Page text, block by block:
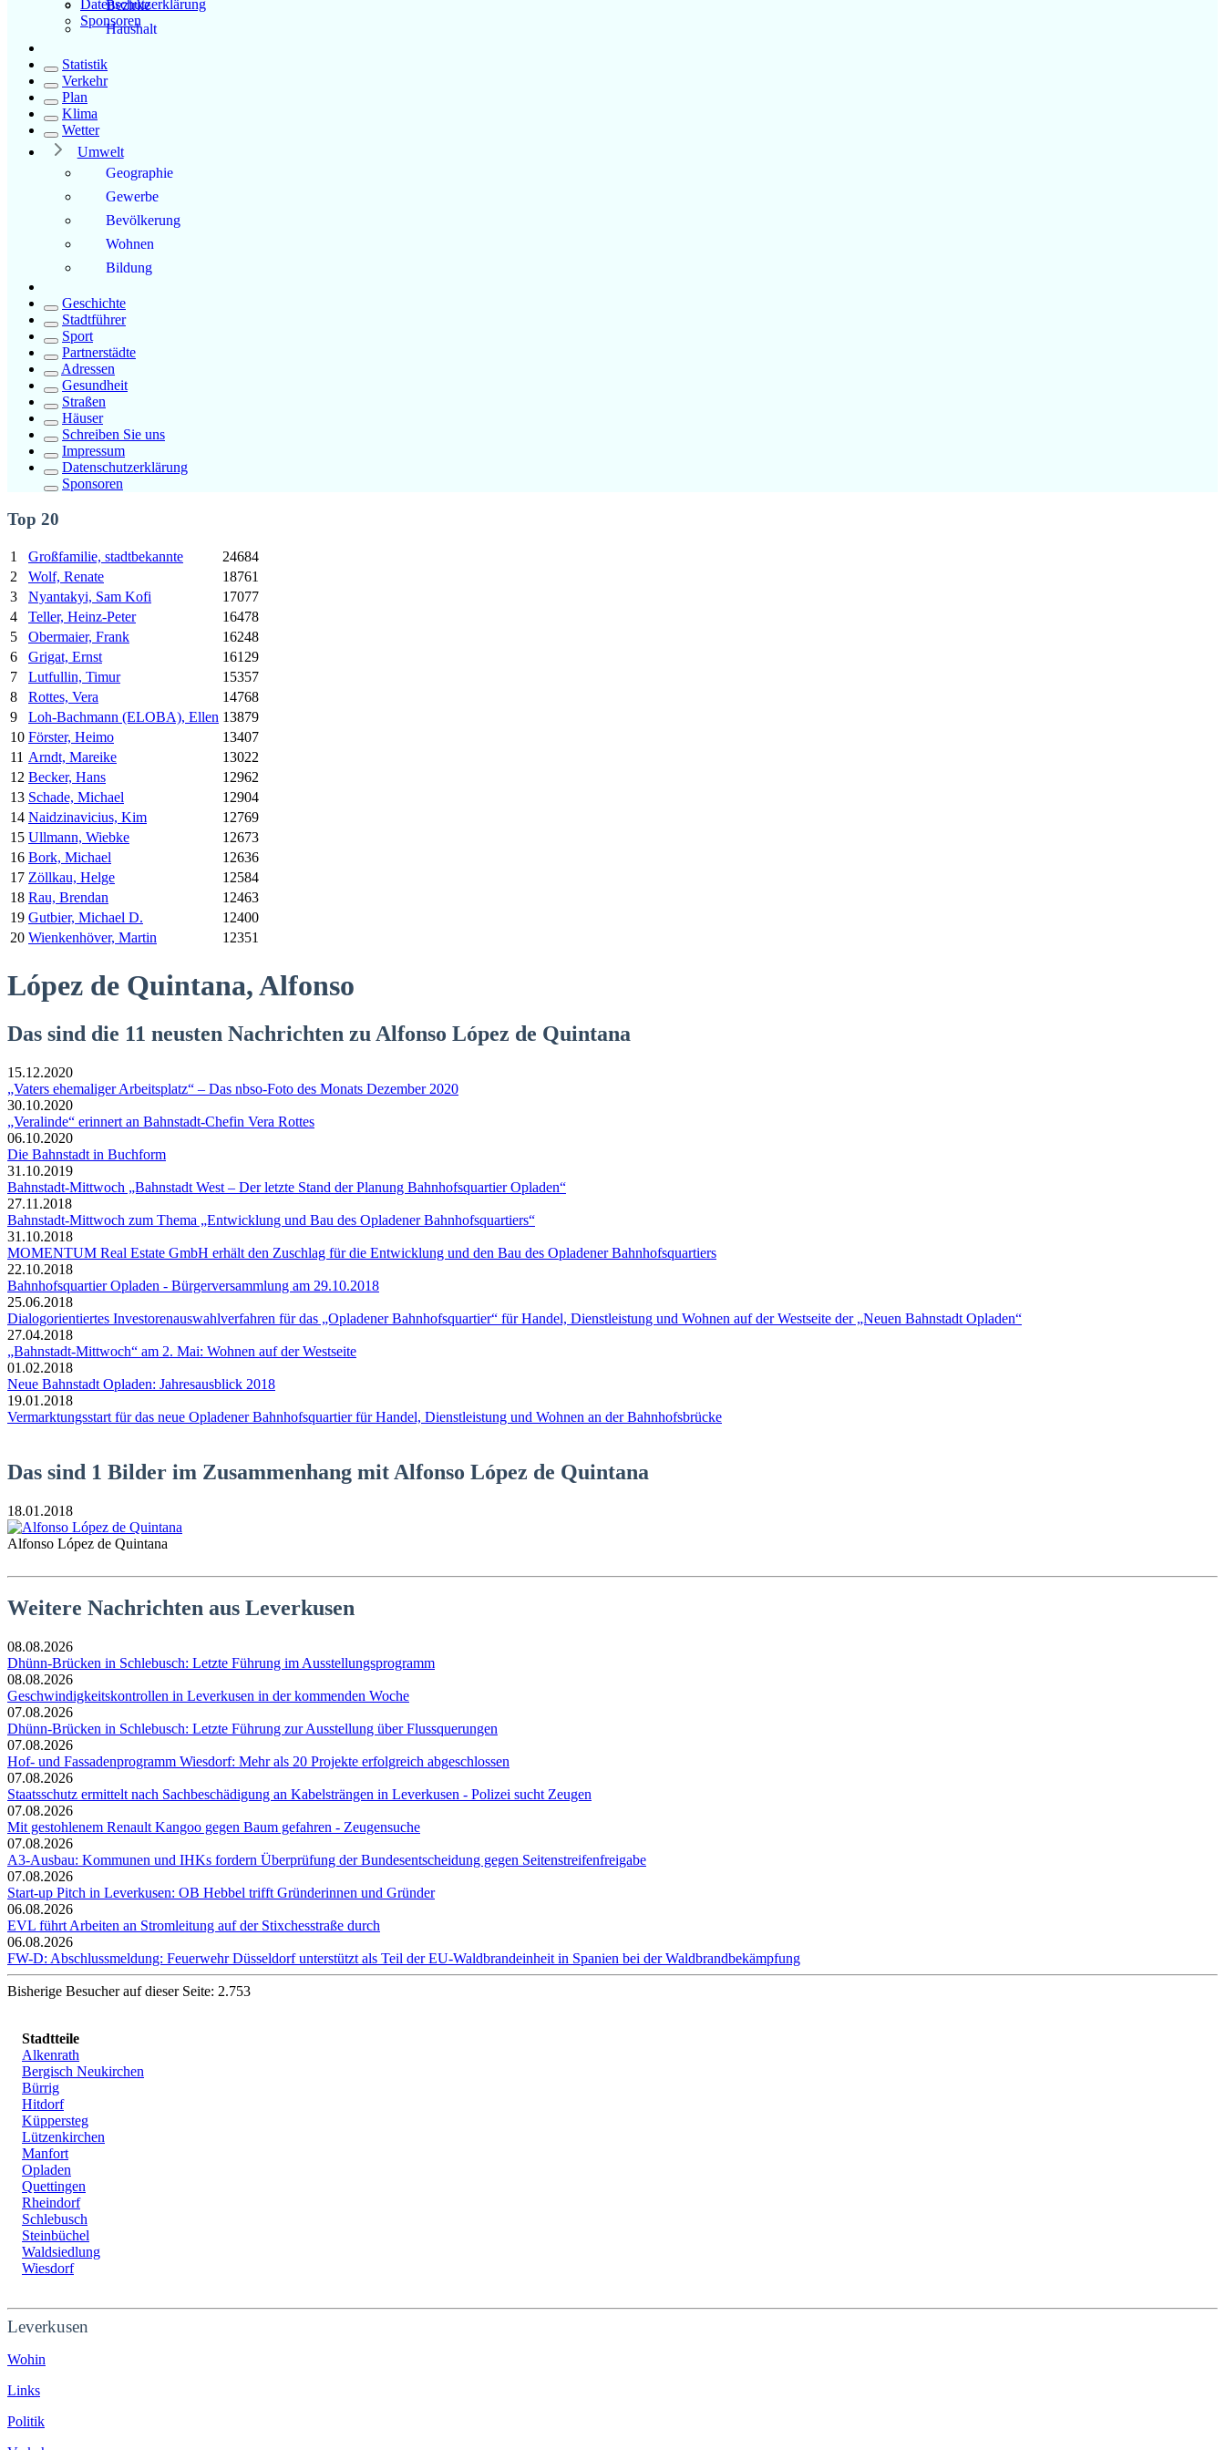
Datenschutzerklärung
Sponsoren
Bezirke
Haushalt
Statistik
Verkehr
Plan
Klima
Wetter
Umwelt
Geographie
Gewerbe
Bevölkerung
Wohnen
Bildung
Geschichte
Stadtführer
Sport
Partnerstädte
Adressen
Gesundheit
Straßen
Häuser
Schreiben Sie uns
Impressum
Datenschutzerklärung
Sponsoren
Top 20
1 Großfamilie, stadtbekannte
24684
2
Wolf, Renate
18761
3
Nyantakyi, Sam Kofi
17077
4
Teller, Heinz-Peter
16478
5
Obermaier, Frank
16248
6
Grigat, Ernst
16129
7
Lutfullin, Timur
15357
8
Rottes, Vera
14768
9
Loh-Bachmann (ELOBA), Ellen 13879
10 Förster, Heimo
13407
11 Arndt, Mareike
13022
12 Becker, Hans
12962
13 Schade, Michael
12904
14 Naidzinavicius, Kim
12769
15 Ullmann, Wiebke
12673
16 Bork, Michael
12636
17 Zöllkau, Helge
12584
18 Rau, Brendan
12463
19 Gutbier, Michael D.
12400
20 Wienkenhöver, Martin 12351
López de Quintana, Alfonso
Das sind die 11 neusten Nachrichten zu Alfonso López de Quintana
15.12.2020
„Vaters ehemaliger Arbeitsplatz“ – Das nbso-Foto des Monats Dezember 2020
30.10.2020
„Veralinde“ erinnert an Bahnstadt-Chefin Vera Rottes
06.10.2020
Die Bahnstadt in Buchform
31.10.2019
Bahnstadt-Mittwoch „Bahnstadt West – Der letzte Stand der Planung Bahnhofsquartier Opladen“
27.11.2018
Bahnstadt-Mittwoch zum Thema „Entwicklung und Bau des Opladener Bahnhofsquartiers“
31.10.2018
MOMENTUM Real Estate GmbH erhält den Zuschlag für die Entwicklung und den Bau des Opladener Bahnhofsquartiers
22.10.2018
Bahnhofsquartier Opladen - Bürgerversammlung am 29.10.2018
25.06.2018
Dialogorientiertes Investorenauswahlverfahren für das „Opladener Bahnhofsquartier“ für Handel, Dienstleistung und Wohnen auf der Westseite der „Neuen Bahnstadt Opladen“
27.04.2018
„Bahnstadt-Mittwoch“ am 2. Mai: Wohnen auf der Westseite
01.02.2018
Neue Bahnstadt Opladen: Jahresausblick 2018
19.01.2018
Vermarktungsstart für das neue Opladener Bahnhofsquartier für Handel, Dienstleistung und Wohnen an der Bahnhofsbrücke
Das sind 1 Bilder im Zusammenhang mit Alfonso López de Quintana
18.01.2018
Alfonso López de Quintana
Weitere Nachrichten aus Leverkusen
08.08.2026
Dhünn-Brücken in Schlebusch: Letzte Führung im Ausstellungsprogramm
08.08.2026
Geschwindigkeitskontrollen in Leverkusen in der kommenden Woche
07.08.2026
Dhünn-Brücken in Schlebusch: Letzte Führung zur Ausstellung über Flussquerungen
07.08.2026
Hof- und Fassadenprogramm Wiesdorf: Mehr als 20 Projekte erfolgreich abgeschlossen
07.08.2026
Staatsschutz ermittelt nach Sachbeschädigung an Kabelsträngen in Leverkusen - Polizei sucht Zeugen
07.08.2026
Mit gestohlenem Renault Kangoo gegen Baum gefahren - Zeugensuche
07.08.2026
A3-Ausbau: Kommunen und IHKs fordern Überprüfung der Bundesentscheidung gegen Seitenstreifenfreigabe
07.08.2026
Start-up Pitch in Leverkusen: OB Hebbel trifft Gründerinnen und Gründer
06.08.2026
EVL führt Arbeiten an Stromleitung auf der Stixchesstraße durch
06.08.2026
FW-D: Abschlussmeldung: Feuerwehr Düsseldorf unterstützt als Teil der EU-Waldbrandeinheit in Spanien bei der Waldbrandbekämpfung
Bisherige Besucher auf dieser Seite: 2.753
Stadtteile
Alkenrath
Bergisch Neukirchen
Bürrig
Hitdorf
Küppersteg
Lützenkirchen
Manfort
Opladen
Quettingen
Rheindorf
Schlebusch
Steinbüchel
Waldsiedlung
Wiesdorf
Leverkusen
Wohin
Links
Politik